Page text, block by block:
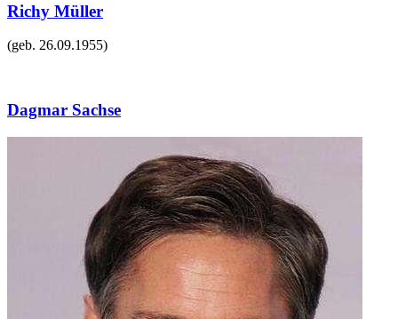
Richy Müller
(geb. 26.09.1955)
Dagmar Sachse